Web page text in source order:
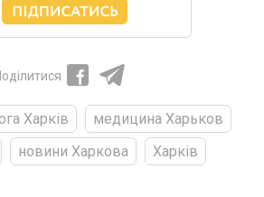
Харків
медицина Харьков
новини Харкова Харків